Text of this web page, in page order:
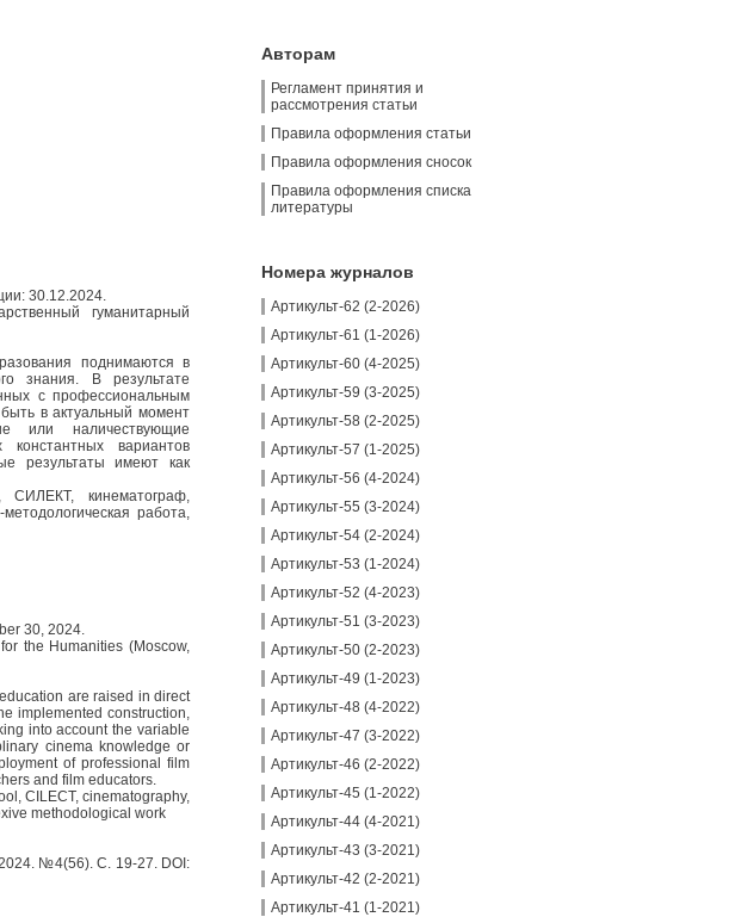
30.12.2024.
гуманитарный
поднимаются в
знания. В результате
с профессиональным
в актуальный момент
или наличествующие
константных вариантов
результаты имеют как
СИЛЕКТ, кинематограф,
работа,
30, 2024.
the Humanities (Moscow,
are raised in direct
implemented construction,
into account the variable
cinema knowledge or
of professional film
and film educators.
CILECT, cinematography,
methodological work
№4(56). С. 19-27. DOI:
Авторам
Регламент принятия и
рассмотрения статьи
Правила оформления статьи
Правила оформления сносок
Правила оформления списка
литературы
Номера журналов
Артикульт-62 (2-2026)
Артикульт-61 (1-2026)
Артикульт-60 (4-2025)
Артикульт-59 (3-2025)
Артикульт-58 (2-2025)
Артикульт-57 (1-2025)
Артикульт-56 (4-2024)
Артикульт-55 (3-2024)
Артикульт-54 (2-2024)
Артикульт-53 (1-2024)
Артикульт-52 (4-2023)
Артикульт-51 (3-2023)
Артикульт-50 (2-2023)
Артикульт-49 (1-2023)
Артикульт-48 (4-2022)
Артикульт-47 (3-2022)
Артикульт-46 (2-2022)
Артикульт-45 (1-2022)
Артикульт-44 (4-2021)
Артикульт-43 (3-2021)
Артикульт-42 (2-2021)
Артикульт-41 (1-2021)